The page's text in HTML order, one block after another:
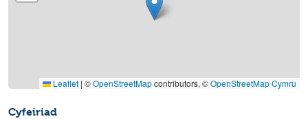
Leaflet | ©OpenStreetMapcontributors, ©OpenStreetMap Cymru
Cyfeiriad